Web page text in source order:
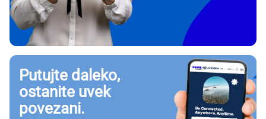
Putujte daleko,
ostanite uvek
povezani.